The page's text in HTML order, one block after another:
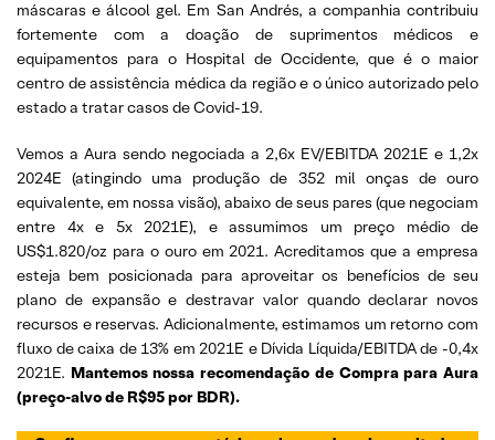
máscaras e álcool gel. Em San Andrés, a companhia contribuiu
fortemente com a doação de suprimentos médicos e
equipamentos para o Hospital de Occidente, que é o maior
centro de assistência médica da região e o único autorizado pelo
estado a tratar casos de Covid-19.
Vemos a Aura sendo negociada a 2,6x EV/EBITDA 2021E e 1,2x
2024E (atingindo uma produção de 352 mil onças de ouro
equivalente, em nossa visão), abaixo de seus pares (que negociam
entre 4x e 5x 2021E), e assumimos um preço médio de
US$1.820/oz para o ouro em 2021. Acreditamos que a empresa
esteja bem posicionada para aproveitar os benefícios de seu
plano de expansão e destravar valor quando declarar novos
recursos e reservas. Adicionalmente, estimamos um retorno com
fluxo de caixa de 13% em 2021E e Dívida Líquida/EBITDA de -0,4x
2021E. Mantemos nossa recomendação de Compra para Aura
(preço-alvo de R$95 por BDR).